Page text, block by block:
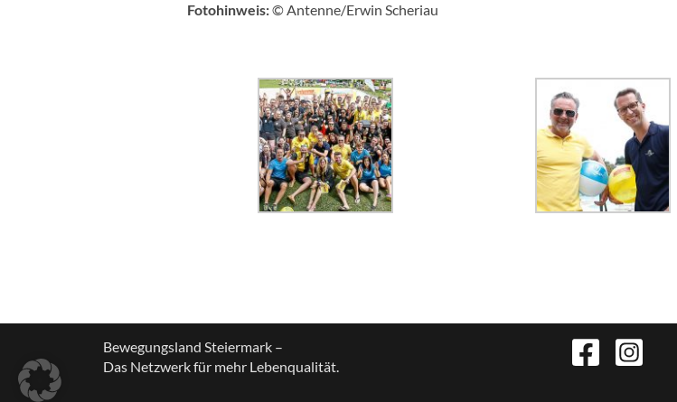
Fotohinweis:© Antenne/Erwin Scheriau
Bewegungsland Steiermark –
Das Netzwerk für mehr Lebenqualität.